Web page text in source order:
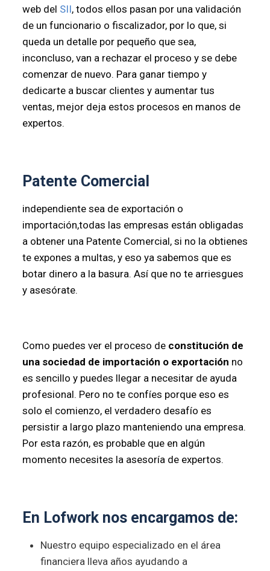
web del SII, todos ellos pasan por una validación
de un funcionario o fiscalizador, por lo que, si
queda un detalle por pequeño que sea,
inconcluso, van a rechazar el proceso y se debe
comenzar de nuevo. Para ganar tiempo y
dedicarte a buscar clientes y aumentar tus
ventas, mejor deja estos procesos en manos de
expertos.
Patente Comercial
independiente sea de exportación o
importación,todas las empresas están obligadas
a obtener una Patente Comercial, si no la obtienes
te expones a multas, y eso ya sabemos que es
botar dinero a la basura. Así que no te arriesgues
y asesórate.
Como puedes ver el proceso de constitución de
una sociedad de importación o exportación no
es sencillo y puedes llegar a necesitar de ayuda
profesional. Pero no te confíes porque eso es
solo el comienzo, el verdadero desafío es
persistir a largo plazo manteniendo una empresa.
Por esta razón, es probable que en algún
momento necesites la asesoría de expertos.
En Lofwork nos encargamos de:
Nuestro equipo especializado en el área
financiera lleva años ayudando a